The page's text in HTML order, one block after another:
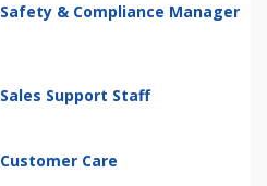
Safety & Compliance Manager
Sales Support Staff
Customer Care